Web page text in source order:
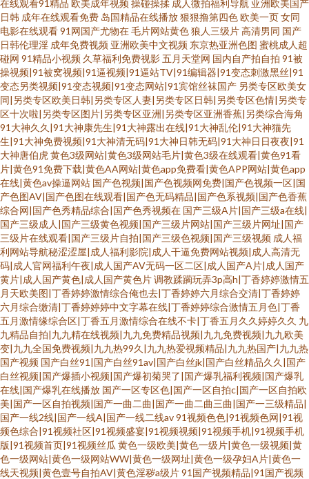
在线观看91精品 欧美成年视频操碰操揉 成人微拍福利导航 亚洲欧美国产
日韩 成年在线观看免费 岛国精品在线播放狠狠撸第四色欧美一页女同
电影在线观看91网国产尤物在毛片网站黄色狼人三级片高清男同 国产
日韩伦理淫 成年免费视频 亚洲欧美中文视频 东京热亚洲色图 蜜桃成人超
碰网 91精品小视频 久草福利免费视影五月天堂网 国内自产拍自拍 91被
操视频|91被窝视频|91逼视频|91逼站TV|91编辑器|91变态刺激黑丝|91
变态另类视频|91变态视频|91变态网站|91宾馆丝袜国产 另类专区欧美女
同|另类专区欧美日韩|另类专区人妻|另类专区日韩|另类专区色情|另类专
区十次啦|另类专区图片|另类专区亚洲|另类专区亚洲香蕉|另类综合海角
91大神久久|91大神康先生|91大神露出在线|91大神乱伦|91大神猫先
生|91大神免费视频|91大神清无码|91大神日韩无码|91大神日日夜夜|91
大神唐伯虎黄色3级网站|黄色3级网站毛片|黄色3级在线观看|黄色91看
片|黄色91免费下载|黄色AA网站|黄色app免费看|黄色APP网站|黄色app
在线|黄色av操逼网站 国产色视频|国产色视频网免费|国产色视频一区|国
产色图AV|国产色图在线观看|国产色无码精品|国产色系视频|国产色香蕉
综合网|国产色秀精品综合|国产色秀视频在 国产三级A片|国产三级a在线|
国产三级成人|国产三级黄色视频|国产三级片网站|国产三级片网址|国产
三级片在线观看|国产三级片自拍|国产三级色视频|国产三级视频 成人福
利网站导航秘涩涩屋|成人福利影院|成人干逼免费网站视频|成人高清无
码|成人官网福利午夜|成人国产AV无码一区二区|成人国产A片|成人国产
黄片|成人国产黄色|成人国产黄色片调教蹂躏玩弄3p高h|丁香婷婷激情五
月天欧美图|丁香婷婷激情综合俺也去|丁香婷婷六月综合交清|丁香婷婷
六月综合缴清|丁香婷婷婷中文字幕在线|丁香婷婷综合激情五月色|丁香
五月激情缘综合区|丁香五月激情综合在线不卡|丁香五月久久婷婷久久 九
九精品自拍|九九精在线视频|九九免费精品视频|九九免费视频|九九欧美
变|九九全国免费视频|九九热99久|九九热爱视频精品|九九热国产|九九热
国产视频 国产白丝91|国产白丝91av|国产白丝jk|国产白丝精品久久|国产
白丝视频|国产爆插小视频|国产爆初菊哭了|国产爆乳福利视频|国产爆乳
在线|国产爆乳在线播放 国产一区专区色|国产一区自拍c|国产一区自拍欧
美|国产一区自拍视频|国产一曲二曲|国产一曲二曲三曲|国产一三级精品|
国产一线2线|国产一线A|国产一线二线av91视频色色|91视频色网|91视
频色综合|91视频社区|91视频盛宴|91视频视频|91视频手机|91视频手机
版|91视频首页|91视频丝瓜 黄色一级欧美|黄色一级片|黄色一级视频|黄
色一级网站|黄色一级网站WW|黄色一级网址|黄色一级孕妇A片|黄色一
线天视频|黄色壹号自拍AV|黄色淫秽a级片91国产视频精品|91国产视频